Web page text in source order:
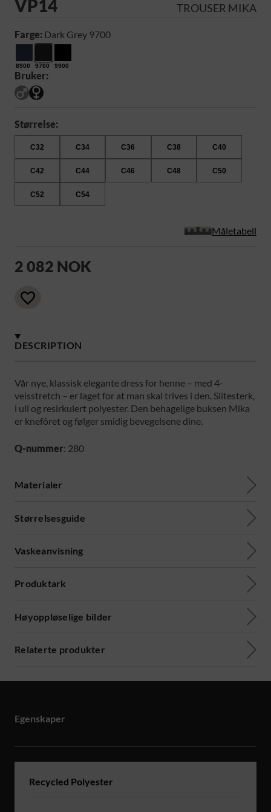
VP14 TROUSER MIKA
Farge: Dark Grey 9700
8900 9700 9900
Bruker:
Størrelse:
C32 C34 C36 C38 C40
C42 C44 C46 C48 C50
C52 C54
Måletabell
2 082 NOK
DESCRIPTION
Vår nye, klassisk elegante dress for henne – med 4-
veisstretch – er laget for at man skal trives i den. Slitesterk,
i ull og resirkulert polyester. Den behagelige buksen Mika
er knefôret og følger smidig bevegelsene dine.
Q-nummer: 280
Materialer
Størrelsesguide
Vaskeanvisning
Produktark
Høyoppløselige bilder
Relaterte produkter
Egenskaper
Recycled Polyester